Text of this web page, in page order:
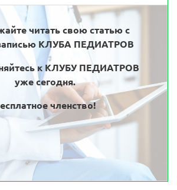
читать свою статью с
КЛУБА ПЕДИАТРОВ
к КЛУБУ ПЕДИАТРОВ
уже сегодня.
членство!